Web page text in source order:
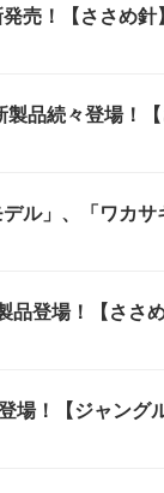
売！【ささめ針】
品続々登場！【
ル」、「ワカサ
品登場！【ささめ
場！【ジャング